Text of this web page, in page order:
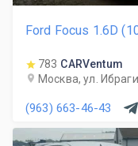
Ford Focus 1.6D
783 CARVentum
Москва, ул.
(963) 663-46-43